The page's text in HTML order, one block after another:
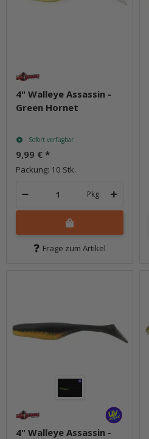
4" Walleye Assassin -
Green Hornet
Sofort verfügbar
9,99 € *
Packung: 10 Stk.
Pkg.
Frage zum Artikel
4" Walleye Assassin -